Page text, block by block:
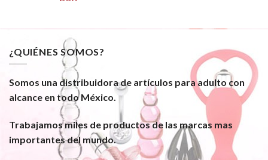
¿QUIÉNES SOMOS?
Somos una distribuidora de artículos para adulto con
alcance en todo México.
Trabajamos miles de productos de las marcas mas
importantes del mundo.